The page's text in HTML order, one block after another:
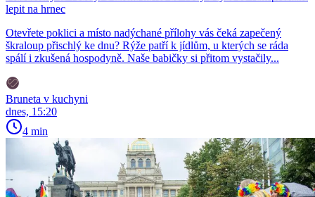
lepit na hrnec
Otevřete poklici a místo nadýchané přílohy vás čeká zapečený
škraloup přischlý ke dnu? Rýže patří k jídlům, u kterých se ráda
spálí i zkušená hospodyně. Naše babičky si přitom vystačily...
Bruneta v kuchyni
dnes, 15:20
4 min